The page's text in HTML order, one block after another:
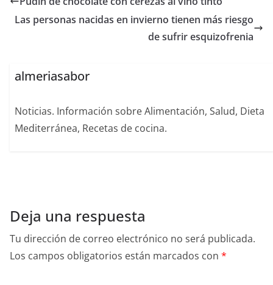
Las personas nacidas en invierno tienen más riesgo
de sufrir esquizofrenia
almeriasabor
Noticias. Información sobre Alimentación, Salud, Dieta
Mediterránea, Recetas de cocina.
Deja una respuesta
Tu dirección de correo electrónico no será publicada.
Los campos obligatorios están marcados con *